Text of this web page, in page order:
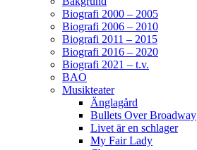
Biografi 2000 – 2005
Biografi 2006 – 2010
Biografi 2011 – 2015
Biografi 2016 – 2020
Biografi 2021 – t.v.
BAO
Musikteater
Änglagård
Bullets Over Broadway
Livet är en schlager
My Fair Lady